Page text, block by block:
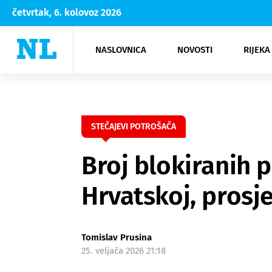
četvrtak, 6. kolovoz 2026
NASLOVNICA NOVOSTI
Rijeka Opatija
NK
Moda
Kultura
STEČAJEVI POTROŠAČA
Broj blokiranih
Hrvatskoj,
Tomislav Prusina
25. veljača 2026 21:18